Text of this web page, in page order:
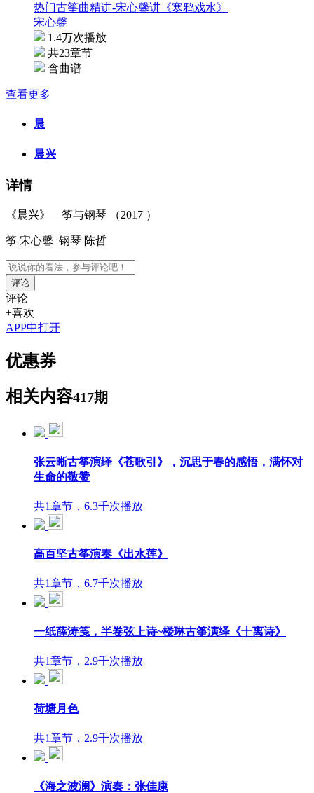
热门古筝曲精讲-宋心馨讲《寒鸦戏水》
宋心馨
1.4万次播放
共23章节
含曲谱
查看更多
晨
晨兴
详情
《晨兴》—筝与钢琴 （2017 ）
筝 宋心馨 钢琴 陈哲
评论
评论
+喜欢
APP中打开
优惠券
相关内容417期
张云晰古筝演绎《苍歌引》，沉思于春的感悟，满怀对
生命的敬赞
共1章节，6.3千次播放
高百坚古筝演奏《出水莲》
共1章节，6.7千次播放
一纸薛涛笺，半卷弦上诗~楼琳古筝演绎《十离诗》
共1章节，2.9千次播放
荷塘月色
共1章节，2.9千次播放
《海之波澜》演奏：张佳康